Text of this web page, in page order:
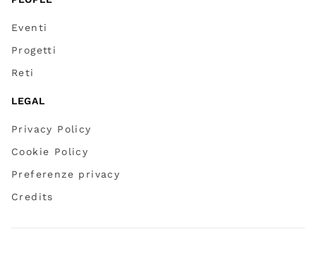
Eventi
Progetti
Reti
LEGAL
Privacy Policy
Cookie Policy
Preferenze privacy
Credits